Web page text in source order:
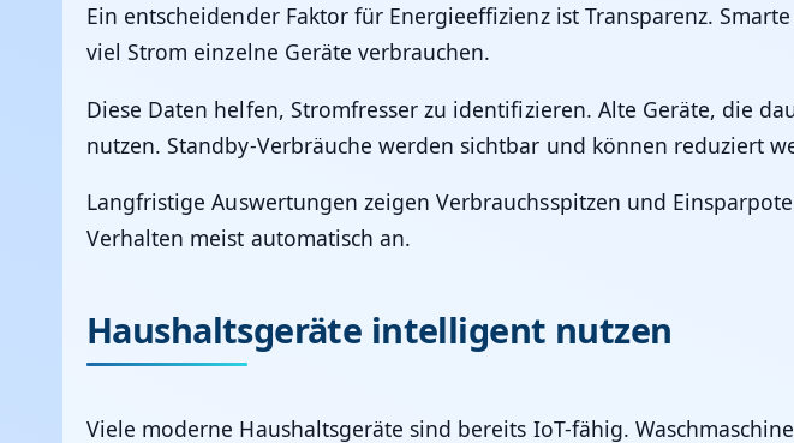
Ein entscheidender Faktor für Energieeffizienz ist Transparenz.
viel Strom einzelne Geräte verbrauchen.
Diese Daten helfen, Stromfresser zu identifizieren. Alte Geräte, die
nutzen. Standby-Verbräuche werden sichtbar und können reduziert
Langfristige Auswertungen zeigen Verbrauchsspitzen und
Verhalten meist automatisch an.
Haushaltsgeräte intelligent nutzen
Viele moderne Haushaltsgeräte sind bereits IoT-fähig.